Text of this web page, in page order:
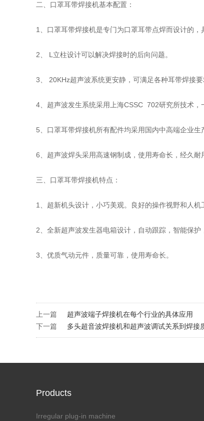
二、口罩耳带焊接机基本配置：
1、口罩耳带焊接机是专门为口罩耳带点焊而设计的，
2、 L立柱设计可以解决焊接时的后向问题。
3、 20KHz超声波系统更安静，可满足各种耳带焊接要
4、超声波发生系统采用上海CSSC 702研究所技术，
5、口罩耳带焊接机所有配件均采用国内中高端企业生
6、超声波焊头采用高速钢制成，使用寿命长，经久耐
三、口罩耳带焊接机特点：
1、超新机头设计，小巧美观。良好的操作视野和人机
2、全新超声波发生器电箱设计，自动跟踪，智能保护
3、优质气动元件，质量可靠，使用寿命长。
上一篇
超声波端子焊接机在每个行业的具体应用
下一篇
多头超音波焊接机和超声波调试关系到焊接
Products
Irregular plug-in machine